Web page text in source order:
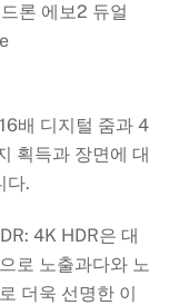
론 에보2 듀얼
배 디지털 줌과 4
획득과 장면에 대
다.
4K HDR은 대
로 노출과다와 노
더욱 선명한 이